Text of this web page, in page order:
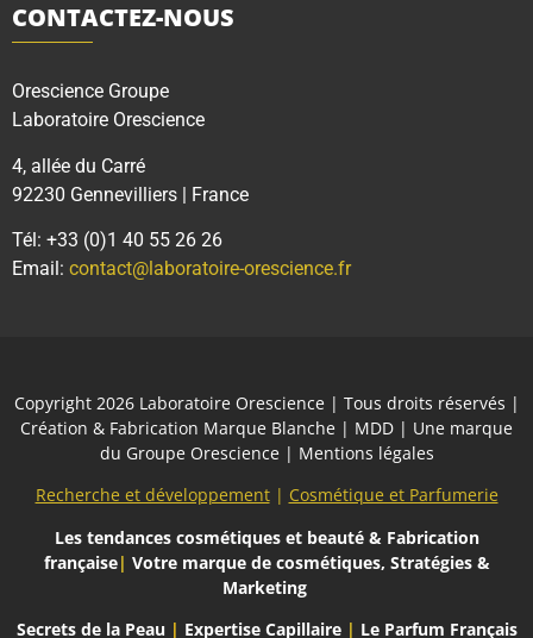
CONTACTEZ-NOUS
Orescience Groupe
Laboratoire Orescience
4, allée du Carré
92230 Gennevilliers | France
Tél: +33 (0)1 40 55 26 26
Email: contact@laboratoire-orescience.fr
Copyright 2026 Laboratoire Orescience | Tous droits réservés |
Création & Fabrication Marque Blanche | MDD | Une marque
du Groupe Orescience| Mentions légales
Recherche et développement| Cosmétique et Parfumerie
Les tendances cosmétiques et beauté& Fabrication
française| Votre marque de cosmétiques, Stratégies &
Marketing
Secrets de la Peau | Expertise Capillaire| Le Parfum Français